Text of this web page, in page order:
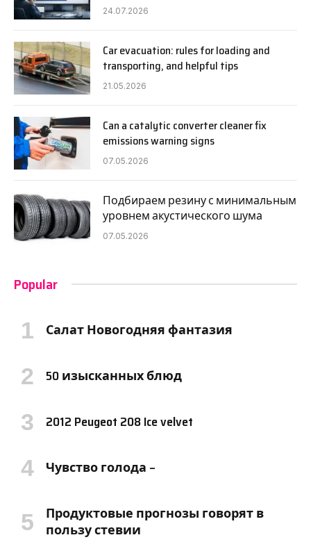
24.07.2026
Car evacuation: rules for loading and
transporting, and helpful tips
21.05.2026
Can a catalytic converter cleaner fix
emissions warning signs
07.05.2026
Подбираем резину с минимальным
уровнем акустического шума
07.05.2026
Popular
Салат Новогодняя фантазия
50 изысканных блюд
2012 Peugeot 208 Ice velvet
Чувство голода –
Продуктовые прогнозы говорят в
пользу стевии